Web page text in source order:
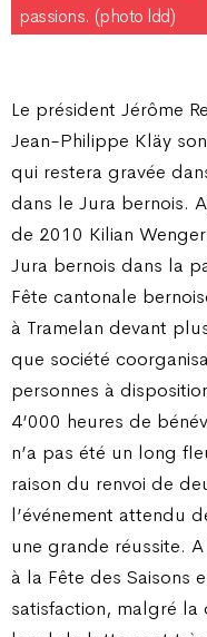
passions. (photo ldd)
Le président Jérôme
Jean-Philippe Kläy
qui restera gravée
dans le Jura bernois.
de 2010 Kilian
Jura bernois dans la
Fête cantonale
à Tramelan devant
que société
personnes à
4’000 heures de
n’a pas été un long
raison du renvoi de
l’événement attendu
une grande réussite.
à la Fête des Saisons
satisfaction, malgré la